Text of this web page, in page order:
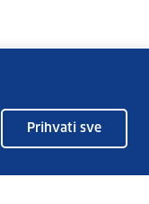
Prihvati sve